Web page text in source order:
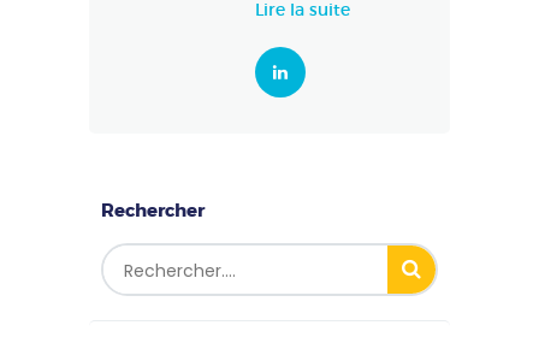
Lire la suite
Rechercher